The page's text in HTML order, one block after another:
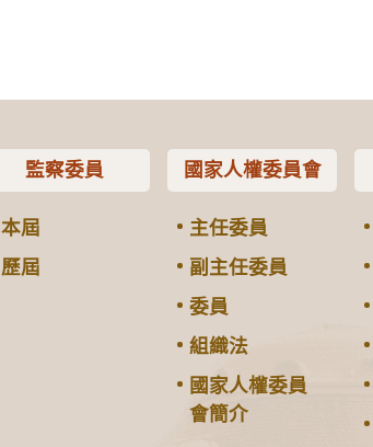
監察委員
本屆
歷屆
國家人權委員會
主任委員
副主任委員
委員
組織法
國家人權委員
會簡介